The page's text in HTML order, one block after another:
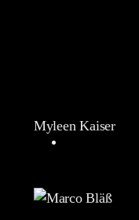
Myleen Kaiser